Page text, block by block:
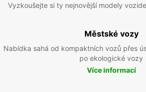
Vyzkoušejte si ty nejnovější modely
Městské vozy
Nabídka sahá od kompaktních vozů přes
po ekologické vozy
Více informací